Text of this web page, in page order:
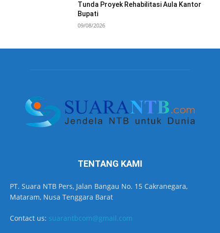
Tunda Proyek Rehabilitasi Aula Kantor
Bupati
09/08/2026
TENTANG KAMI
PT. Suara NTB Pers, Jalan Bangau No. 15 Cakranegara,
Mataram, Nusa Tenggara Barat
Contact us: suarantbcom@gmail.com